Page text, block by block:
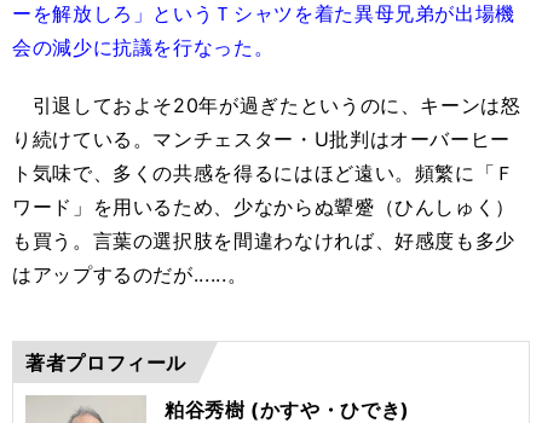
ーを解放しろ」というＴシャツを着た異母兄弟が出場機
会の減少に抗議を行なった。
引退しておよそ20年が過ぎたというのに、キーンは怒
り続けている。マンチェスター・U批判はオーバーヒー
ト気味で、多くの共感を得るにはほど遠い。頻繁に「Ｆ
ワード」を用いるため、少なからぬ顰蹙（ひんしゅく）
も買う。言葉の選択肢を間違わなければ、好感度も多少
はアップするのだが......。
著者プロフィール
粕谷秀樹 (かすや・ひでき)